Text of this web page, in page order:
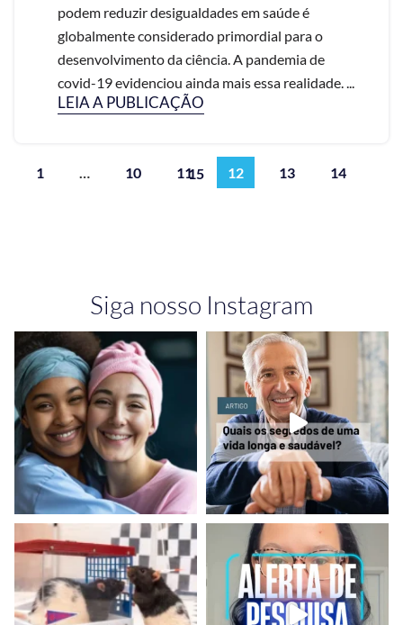
podem reduzir desigualdades em saúde é
globalmente considerado primordial para o
desenvolvimento da ciência. A pandemia de
covid-19 evidenciou ainda mais essa realidade. ...
LEIA A PUBLICAÇÃO
1 … 10 11 12 13 14
15
Siga nosso Instagram